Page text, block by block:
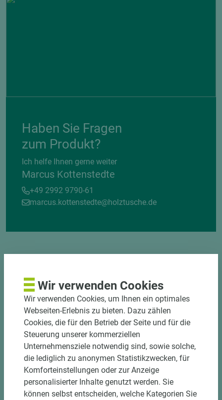
Haben Sie Fragen
zum Produkt?
Ich helfe Ihnen gerne weiter
Marcus Kottenstedte
+49 2992 9790-61
marcus.kottenstedte@holztusche.de
DOWNLOADS
Wir verwenden Cookies
Wir verwenden Cookies, um Ihnen ein optimales
Webseiten-Erlebnis zu bieten. Dazu zählen
Cookies, die für den Betrieb der Seite und für die
Steuerung unserer kommerziellen
Unternehmensziele notwendig sind, sowie solche,
die lediglich zu anonymen Statistikzwecken, für
Komforteinstellungen oder zur Anzeige
personalisierter Inhalte genutzt werden. Sie
können selbst entscheiden, welche Kategorien Sie